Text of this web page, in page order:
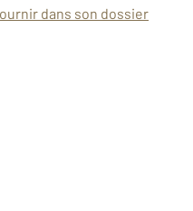
dans son dossier